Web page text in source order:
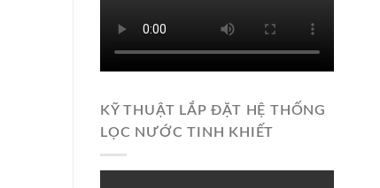
KỸ THUẬT LẮP ĐẶT HỆ THỐNG
LỌC NƯỚC TINH KHIẾT